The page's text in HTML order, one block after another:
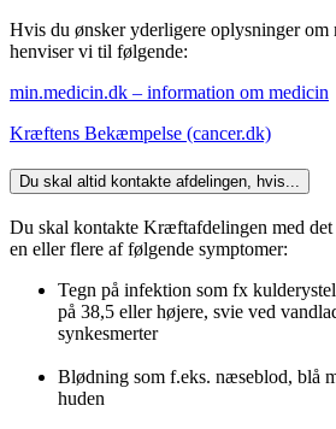
Hvis du ønsker yderligere oplysninger
henviser vi til følgende:
min.medicin.dk – information om medicin
Kræftens Bekæmpelse (cancer.dk)
Du skal altid kontakte afdelingen, hvis...
Du skal kontakte Kræftafdelingen med det
en eller flere af følgende symptomer:
Tegn på infektion som fx
på 38,5 eller højere, svie ved
synkesmerter
Blødning som f.eks. næseblod, blå
huden